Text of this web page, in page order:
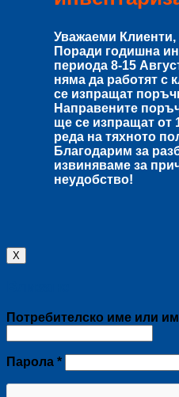
Уважаеми Клиенти,
Поради годишна
периода 8-15
няма да работят с
се изпращат
Направените
ще се изпращат от
реда на тяхното
Благодарим за
извиняваме за
неудобство!
X
Потребителско име или
Парола *Задължително